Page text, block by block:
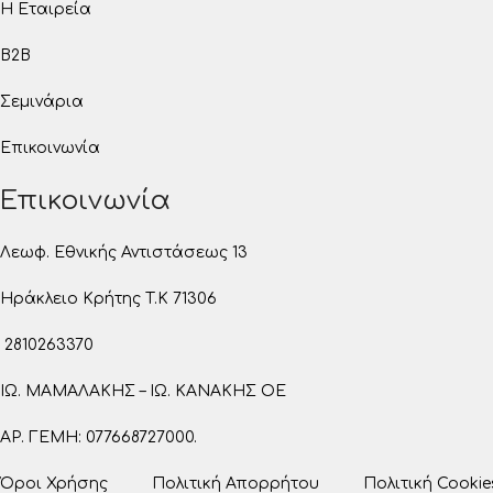
Η Εταιρεία
B2B
Σεμινάρια
Επικοινωνία
Επικοινωνία
Λεωφ. Εθνικής Αντιστάσεως 13
Ηράκλειο Κρήτης T.K 71306
2810263370
ΙΩ. ΜΑΜΑΛΑΚΗΣ – ΙΩ. ΚΑΝΑΚΗΣ ΟΕ
ΑΡ. ΓΕΜΗ: 077668727000.
Όροι Χρήσης Πολιτική Απορρήτου Πολιτική